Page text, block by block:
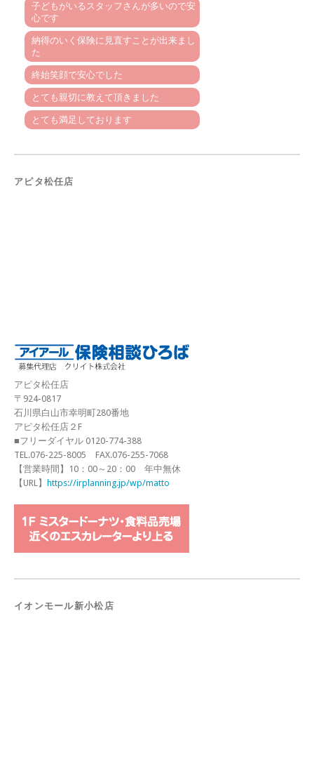
子どもがいるスタッフさんが多いので安
心です
納得のいく保険に見直すことが出来まし
た
終始笑顔で安心でした
とても親切に教えて頂きました
とても満足しております
アピタ松任店
アピタ松任店
〒924-0817
石川県白山市幸明町280番地
アピタ松任店２F
■フリーダイヤル 0120-774-388
TEL.076-225-8005 FAX.076-255-7068
【営業時間】10：00～20：00 年中無休
【URL】
https://irplanning.jp/wp/matto
イオンモール新小松店